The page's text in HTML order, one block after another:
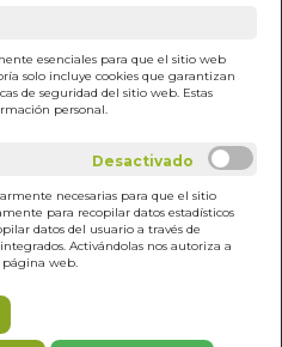
esenciales para que el sitio web
solo incluye cookies que garantizan
de seguridad del sitio web. Estas
personal.
necesarias para que el sitio
para recopilar datos estadísticos
datos del usuario a través de
Activándolas nos autoriza a
página web.